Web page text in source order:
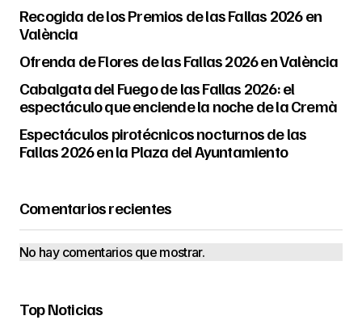
Recogida de los Premios de las Fallas 2026 en
València
Ofrenda de Flores de las Fallas 2026 en València
Cabalgata del Fuego de las Fallas 2026: el
espectáculo que enciende la noche de la Cremà
Espectáculos pirotécnicos nocturnos de las
Fallas 2026 en la Plaza del Ayuntamiento
Comentarios recientes
No hay comentarios que mostrar.
Top Noticias